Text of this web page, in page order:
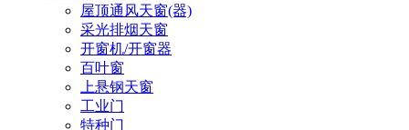
屋顶通风天窗(器)
采光排烟天窗
开窗机/开窗器
百叶窗
上悬钢天窗
工业门
特种门